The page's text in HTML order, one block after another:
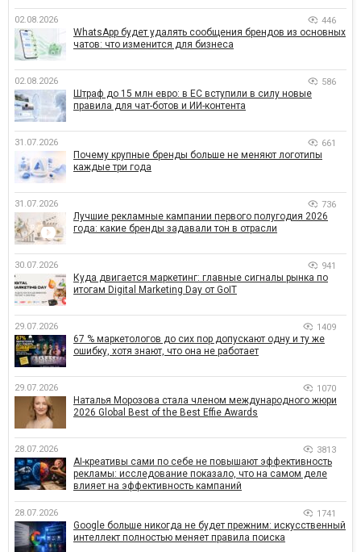
02.08.2026 446
WhatsApp будет удалять сообщения брендов из основных
чатов: что изменится для бизнеса
02.08.2026 586
Штраф до 15 млн евро: в ЕС вступили в силу новые
правила для чат-ботов и ИИ-контента
31.07.2026 661
Почему крупные бренды больше не меняют логотипы
каждые три года
31.07.2026 736
Лучшие рекламные кампании первого полугодия 2026
года: какие бренды задавали тон в отрасли
30.07.2026 941
Куда двигается маркетинг: главные сигналы рынка по
итогам Digital Marketing Day от GoIT
29.07.2026 1409
67 % маркетологов до сих пор допускают одну и ту же
ошибку, хотя знают, что она не работает
29.07.2026 1070
Наталья Морозова стала членом международного жюри
2026 Global Best of the Best Effie Awards
28.07.2026 3813
AI-креативы сами по себе не повышают эффективность
рекламы: исследование показало, что на самом деле
влияет на эффективность кампаний
28.07.2026 1741
Google больше никогда не будет прежним: искусственный
интеллект полностью меняет правила поиска